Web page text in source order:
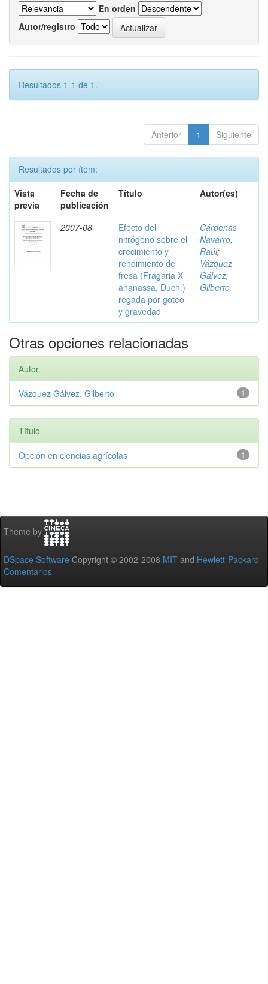
En orden
Autor/registro
Resultados 1-1 de 1.
Anterior 1 Siguiente
Resultados por ítem:
Vista
previa
Fecha de
publicación
Título Autor(es)
2007-08
Efecto del
nitrógeno sobre el
crecimiento y
rendimiento de
fresa (Fragaria X
ananassa, Duch.)
regada por goteo
y gravedad
Cárdenas
Navarro,
Raúl;
Vázquez
Gálvez,
Gilberto
Otras opciones relacionadas
Autor
1
Vázquez Gálvez, Gilberto
Título
1
Opción en ciencias agrícolas
Theme by
DSpace Software Copyright © 2002-2008 MIT and Hewlett-Packard -
Comentarios